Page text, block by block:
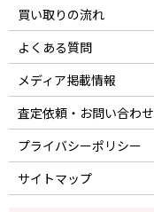
買い取りの流れ
よくある質問
メディア掲載情報
査定依頼・お問い合わせ
プライバシーポリシー
サイトマップ